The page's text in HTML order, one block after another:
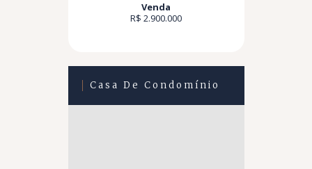
Venda
R$ 2.900.000
Casa De Condomínio